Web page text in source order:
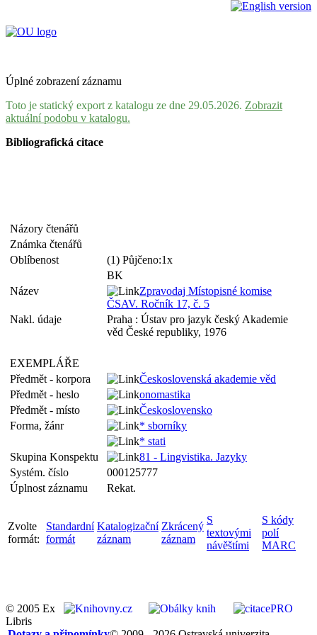
Úplné zobrazení záznamu
Toto je statický export z katalogu ze dne 29.05.2026. Zobrazit
aktuální podobu v katalogu.
Bibliografická citace
Názory čtenářů
Známka čtenářů
Oblíbenost
(1) Půjčeno:1x
BK
Název
Zpravodaj Místopisné komise
ČSAV. Ročník 17, č. 5
Nakl. údaje
Praha : Ústav pro jazyk český Akademie
věd České republiky, 1976
EXEMPLÁŘE
Předmět - korpora
Československá akademie věd
Předmět - heslo
onomastika
Předmět - místo
Československo
Forma, žánr
* sborníky
* stati
Skupina Konspektu
81 - Lingvistika. Jazyky
Systém. číslo
000125777
Úplnost záznamu
Rekat.
Zvolte
formát:
Standardní
formát
Katalogizační
záznam
Zkrácený
záznam
S
textovými
návěštími
S kódy
polí
MARC
© 2005 Ex
Libris